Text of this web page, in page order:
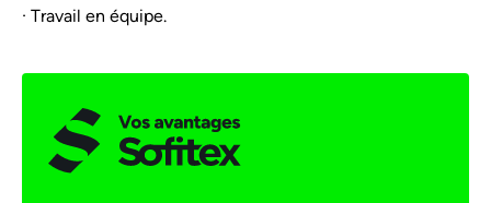
· Travail en équipe.